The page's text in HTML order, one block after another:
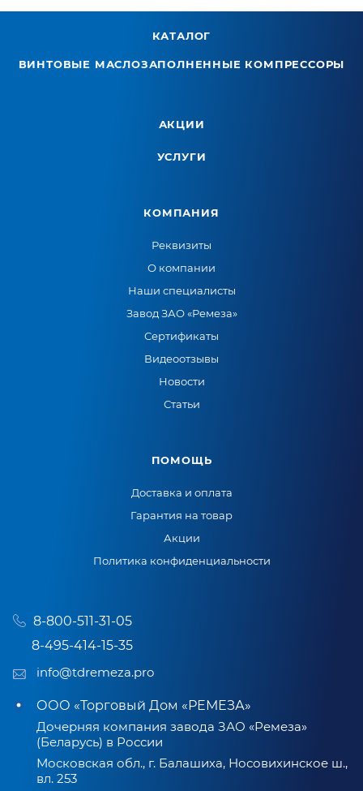
КАТАЛОГ
ВИНТОВЫЕ МАСЛОЗАПОЛНЕННЫЕ КОМПРЕССОРЫ
АКЦИИ
УСЛУГИ
КОМПАНИЯ
Реквизиты
О компании
Наши специалисты
Завод ЗАО «Ремеза»
Сертификаты
Видеоотзывы
Новости
Статьи
ПОМОЩЬ
Доставка и оплата
Гарантия на товар
Акции
Политика конфиденциальности
8-800-511-31-05
8-495-414-15-35
info@tdremeza.pro
ООО «Торговый Дом «РЕМЕЗА»
Дочерняя компания завода ЗАО «Ремеза»
(Беларусь) в России
Московская обл., г. Балашиха, Носовихинское ш.,
вл. 253